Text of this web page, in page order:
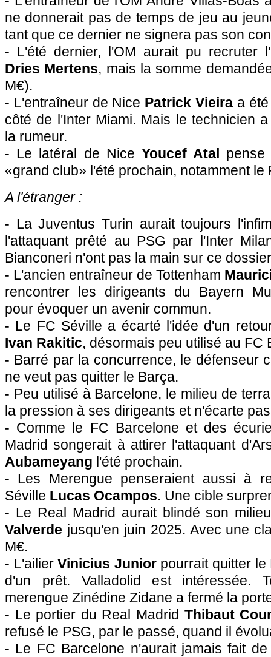
ne donnerait pas de temps de jeu au
tant que ce dernier ne signera pas son
- L'été dernier, l'OM aurait pu recruter
Dries Mertens, mais la somme
M€).
- L'entraîneur de Nice Patrick Vieira a
côté de l'Inter Miami. Mais le technicien
la rumeur.
- Le latéral de Nice Youcef Atal pense
«grand club» l'été prochain, notamment le
A l'étranger :
- La Juventus Turin aurait toujours
l'attaquant prêté au PSG par l'Inter
Bianconeri n'ont pas la main sur ce
- L'ancien entraîneur de Tottenham
rencontrer les dirigeants du Bayern
pour évoquer un avenir commun.
- Le FC Séville a écarté l'idée d'un
Ivan Rakitic, désormais peu utilisé au FC
- Barré par la concurrence, le défenseur
ne veut pas quitter le Barça.
- Peu utilisé à Barcelone, le milieu de
la pression à ses dirigeants et n'écarte
- Comme le FC Barcelone et des
Madrid songerait à attirer l'attaquant
Aubameyang l'été prochain.
- Les Merengue penseraient aussi à
Séville Lucas Ocampos. Une cible
- Le Real Madrid aurait blindé son
Valverde jusqu'en juin 2025. Avec une
M€.
- L'ailierVinicius Juniorpourrait quitter le
d'un prêt. Valladolid est intéressée.
merengue Zinédine Zidane a fermé la
- Le portier du Real Madrid Thibaut
refusé le PSG, par le passé, quand il
- Le FC Barcelone n'aurait jamais fait